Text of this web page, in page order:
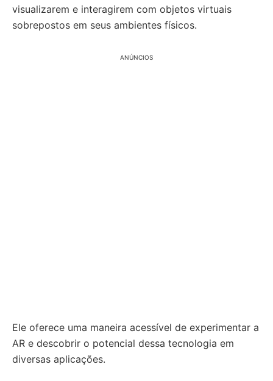
visualizarem e interagirem com objetos virtuais
sobrepostos em seus ambientes físicos.
ANÚNCIOS
Ele oferece uma maneira acessível de experimentar a
AR e descobrir o potencial dessa tecnologia em
diversas aplicações.